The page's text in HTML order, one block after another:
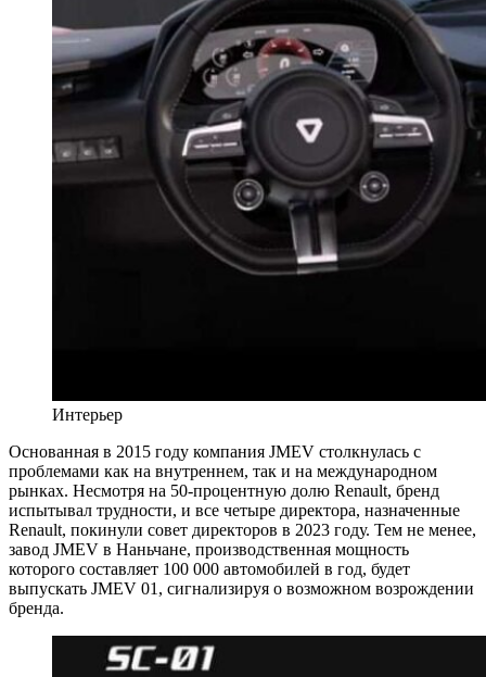
Интерьер
Основанная в 2015 году компания JMEV столкнулась с
проблемами как на внутреннем, так и на международном
рынках. Несмотря на 50-процентную долю Renault, бренд
испытывал трудности, и все четыре директора, назначенные
Renault, покинули совет директоров в 2023 году. Тем не менее,
завод JMEV в Наньчане, производственная мощность
которого составляет 100 000 автомобилей в год, будет
выпускать JMEV 01, сигнализируя о возможном возрождении
бренда.